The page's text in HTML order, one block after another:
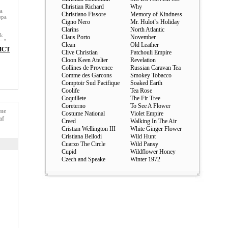
I
a
Christian Richard
Christiano Fissore
Cigno Nero
Clarins
Claus Porto
Clean
Clive Christian
Cloon Keen Atelier
Collines de Provence
Comme des Garcons
Comptoir Sud Pacifique
Coolife
Coquillete
Coreterno
Costume National
Creed
Cristian Wellington III
Cristiana Bellodi
Cuarzo The Circle
Cupid
Czech and Speake
Why
Memory of Kindness
Mr. Hulot`s Holiday
North Atlantic
November
Old Leather
Patchouli Empire
Revelation
Russian Caravan Tea
Smokey Tobacco
Soaked Earth
Tea Rose
The Fir Tree
To See A Flower
Violet Empire
Walking In The Air
White Ginger Flower
Wild Hunt
Wild Pansy
Wildflower Honey
Winter 1972